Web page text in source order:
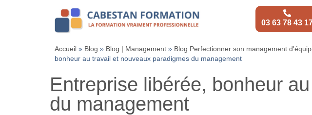
03 63 78 43
Accueil » Blog » Blog | Management » Blog Perfectionner son management
bonheur au travail et nouveaux paradigmes du management
Entreprise libérée, bonheur
du management